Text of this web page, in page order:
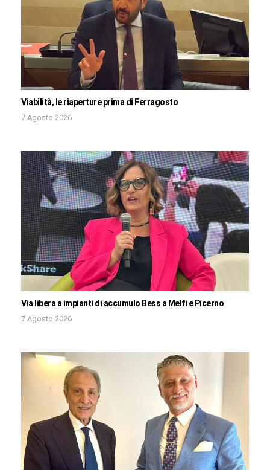
Viabilità, le riaperture prima di Ferragosto
7 Agosto 2026
Via libera a impianti di accumulo Bess a Melfi e Picerno
7 Agosto 2026